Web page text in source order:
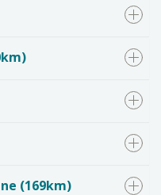
(169km)